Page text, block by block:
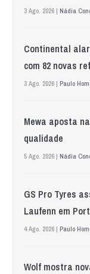
3 Ago. 2026 | Nádia
Continental
com 82 novas
3 Ago. 2026 | Paulo
Mewa aposta
qualidade
5 Ago. 2026 | Nádia
GS Pro Tyres
Laufenn em
4 Ago. 2026 | Paulo
Wolf mostra